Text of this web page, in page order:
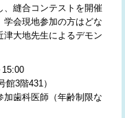
、縫合コンテストを開催
学会現地参加の方はどな
津大地先生によるデモン
15:00
3階431）
加歯科医師（年齢制限な